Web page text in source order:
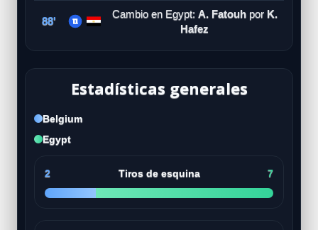
88'
Cambio en Egypt: A. Fatouhpor K.
Hafez
Estadísticas generales
Belgium
Egypt
2 Tiros de esquina 7